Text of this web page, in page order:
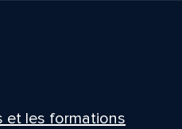
et les formations